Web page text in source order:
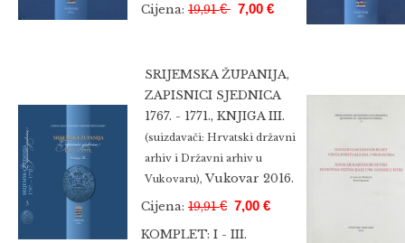
Cijena: 19,91€ 7,00 €
SRIJEMSKA ŽUPANIJA,
ZAPISNICI SJEDNICA
1767. - 1771., KNJIGA III.
(suizdavači: Hrvatski državni
arhiv i Državni arhiv u
Vukovaru), Vukovar 2016.
Cijena: 19,91€ 7,00 €
KOMPLET: I - III.